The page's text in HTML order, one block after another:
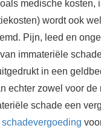
medische kosten,
wordt ook
Pijn, leed en
immateriële
in een
echter zowel voor de
schade een
schadevergoeding